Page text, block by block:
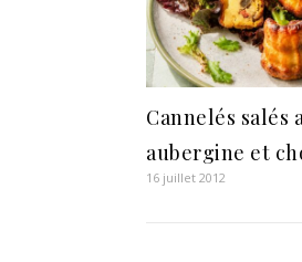
Cannelés salés
aubergine et
16 juillet 2012